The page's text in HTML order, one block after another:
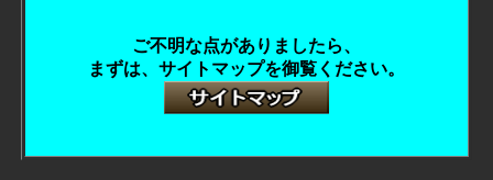
ご不明な点がありましたら、
まずは、サイトマップを御覧ください。